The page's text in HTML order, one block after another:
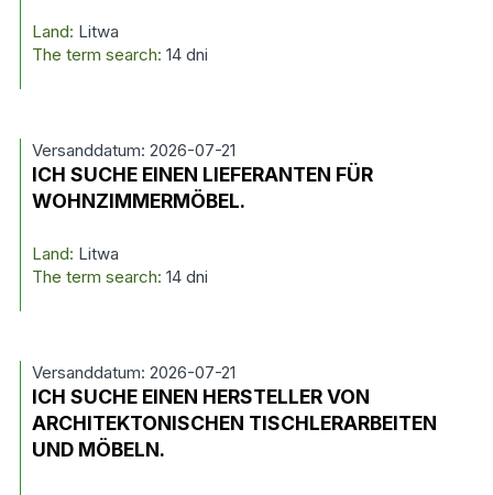
Land: Litwa
The term search: 14 dni
Versanddatum: 2026-07-21
ICH SUCHE EINEN LIEFERANTEN FÜR
WOHNZIMMERMÖBEL.
Land: Litwa
The term search: 14 dni
Versanddatum: 2026-07-21
ICH SUCHE EINEN HERSTELLER VON
ARCHITEKTONISCHEN TISCHLERARBEITEN
UND MÖBELN.